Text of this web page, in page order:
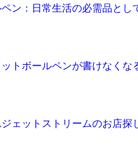
ン：日常生活の必需品とし
トボールペンが書けなくな
ェットストリームのお店探